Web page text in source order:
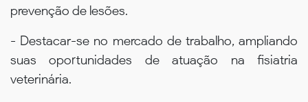
prevenção de lesões.
- Destacar-se no mercado de trabalho, ampliando
suas oportunidades de atuação na fisiatria
veterinária.